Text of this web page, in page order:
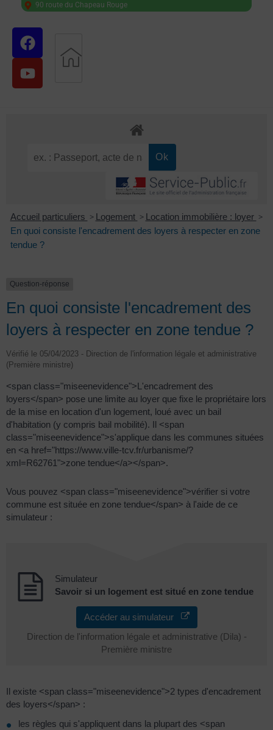
90 route du Chapeau Rouge
Accueil particuliers > Logement > Location immobilière : loyer >
En quoi consiste l'encadrement des loyers à respecter en zone
tendue ?
Question-réponse
En quoi consiste l'encadrement des
loyers à respecter en zone tendue ?
Vérifié le 05/04/2023 - Direction de l'information légale et administrative
(Première ministre)
<span class="miseenevidence">L'encadrement des
loyers</span> pose une limite au loyer que fixe le propriétaire lors
de la mise en location d'un logement, loué avec un bail
d'habitation (y compris bail mobilité). Il <span
class="miseenevidence">s'applique dans les communes situées
en <a href="https://www.ville-tcv.fr/urbanisme/?
xml=R62761">zone tendue</a></span>.
Vous pouvez <span class="miseenevidence">vérifier si votre
commune est située en zone tendue</span> à l'aide de ce
simulateur :
Simulateur
Savoir si un logement est situé en zone tendue
Accéder au simulateur
Direction de l'information légale et administrative (Dila) -
Première ministre
Il existe <span class="miseenevidence">2 types d'encadrement
des loyers</span> :
les règles qui s'appliquent dans la plupart des <span